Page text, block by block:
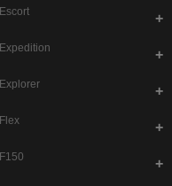
Escort +
Expedition +
Explorer +
Flex +
F150 +